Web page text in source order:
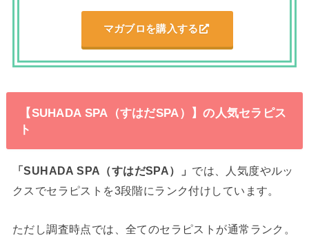
マガブロを購入する
【SUHADA SPA（すはだSPA）】の人気セラピス
ト
「SUHADA SPA（すはだSPA）」 では、人気度やルッ
クスでセラピストを3段階にランク付けしています。
ただし調査時点では、全てのセラピストが通常ランク。